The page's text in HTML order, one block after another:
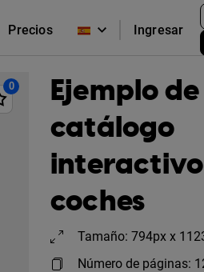
Precios Ingresar
Ejemplo de
catálogo
coches
Tamaño: 794px x
Número de páginas: